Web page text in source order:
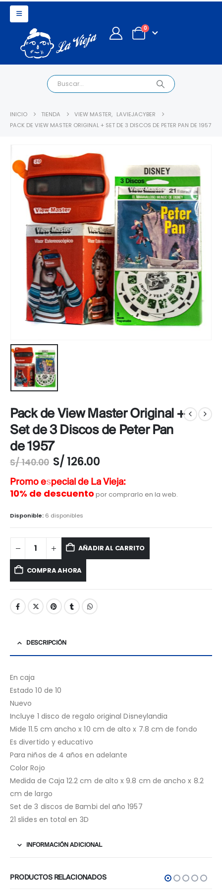
0
INICIO TIENDA VIEW MASTER, LAVIEJACYBER
PACK DE VIEW MASTER ORIGINAL + SET DE 3 DISCOS DE PETER PAN DE 1957
Pack de View Master Original +
Set de 3 Discos de Peter Pan
de 1957
S/140.00 S/ 126.00
Promo especial de La Vieja:
10% de descuento por comprarlo en la web.
Disponible: 6 disponibles
AÑADIR AL CARRITO
COMPRA AHORA
DESCRIPCIÓN
En caja
Estado 10 de 10
Nuevo
Incluye 1 disco de regalo original Disneylandia
Mide 11.5 cm ancho x 10 cm de alto x 7.8 cm de fondo
Es divertido y educativo
Para niños de 4 años en adelante
Color Rojo
Medida de Caja 12.2 cm de alto x 9.8 cm de ancho x 8.2
cm de largo
Set de 3 discos de Bambi del año 1957
21 slides en total en 3D
INFORMACIÓN ADICIONAL
PRODUCTOS RELACIONADOS